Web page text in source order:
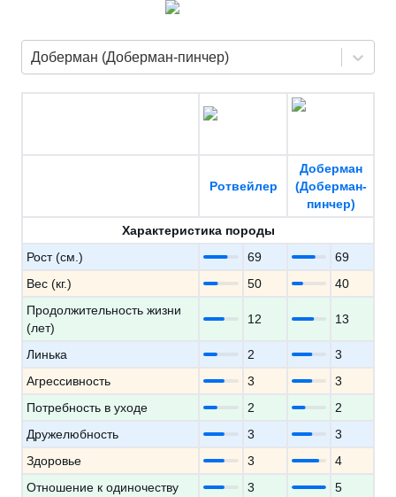
Доберман (Доберман-пинчер)
Ротвейлер
Доберман
(Доберман-
пинчер)
Характеристика породы
Рост (см.)
69
69
Вес (кг.)
50
40
Продолжительность жизни
(лет)
12 13
Линька 2
3
Агрессивность
3
3
Потребность в уходе
2
2
Дружелюбность
3
3
Здоровье
3
4
Отношение к одиночеству
3
5